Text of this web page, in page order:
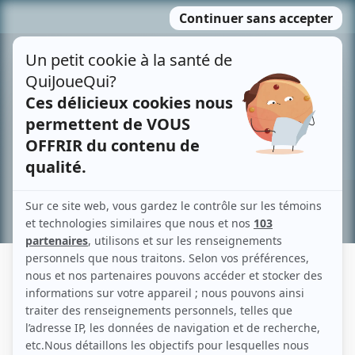
MENU
contenu
Recherche avancée »
LOUISE BELIN
Liens
Fiche de Louise Belin sur Showbizz.net